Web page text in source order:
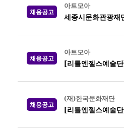
채용공고
아트모아
세종시문화관광재
채용공고
아트모아
[리틀엔젤스예술
채용공고
(재)한국문화재단
[리틀엔젤스예술